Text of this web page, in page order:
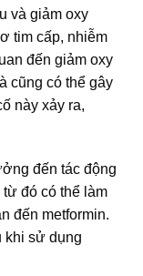
và giảm oxy
tim cấp, nhiễm
đến giảm oxy
cũng có thể gây
này xảy ra,
đến tác động
đó có thể làm
đến metformin.
khi sử dụng